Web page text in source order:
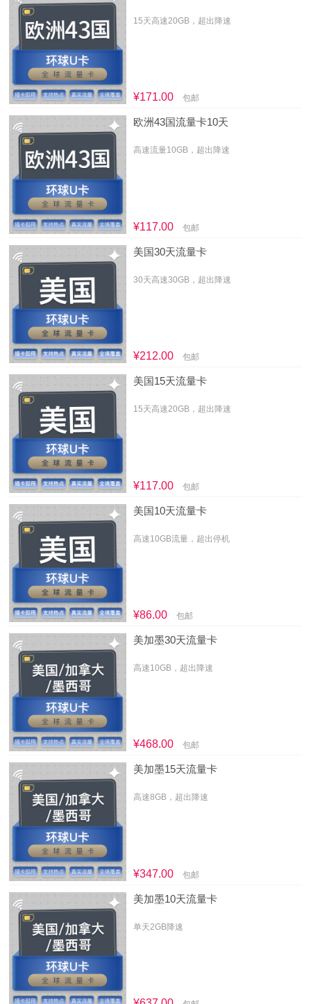
15天高速20GB，超出降速
¥171.00 包邮
欧洲43国流量卡10天
高速流量10GB，超出降速
¥117.00 包邮
美国30天流量卡
30天高速30GB，超出降速
¥212.00 包邮
美国15天流量卡
15天高速20GB，超出降速
¥117.00 包邮
美国10天流量卡
高速10GB流量，超出停机
¥86.00 包邮
美加墨30天流量卡
高速10GB，超出降速
¥468.00 包邮
美加墨15天流量卡
高速8GB，超出降速
¥347.00 包邮
美加墨10天流量卡
单天2GB降速